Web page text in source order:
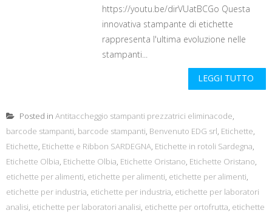
https://youtu.be/dirVUatBCGo Questa
innovativa stampante di etichette
rappresenta l'ultima evoluzione nelle
stampanti...
LEGGI TUTTO
Posted in Antitaccheggio stampanti prezzatrici eliminacode,
barcode stampanti, barcode stampanti, Benvenuto EDG srl, Etichette,
Etichette, Etichette e Ribbon SARDEGNA, Etichette in rotoli Sardegna,
Etichette Olbia, Etichette Olbia, Etichette Oristano, Etichette Oristano,
etichette per alimenti, etichette per alimenti, etichette per alimenti,
etichette per industria, etichette per industria, etichette per laboratori
analisi, etichette per laboratori analisi, etichette per ortofrutta, etichette